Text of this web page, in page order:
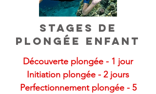
Stages de
plongée enfant
Découverte pl ongée - 1 jour
Initiation plongée - 2 jours
Perfectionnement plongée - 5